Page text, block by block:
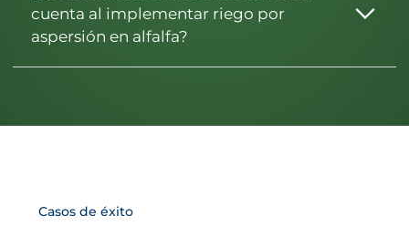
cuenta al implementar riego por
aspersión en alfalfa?
Casos de éxito